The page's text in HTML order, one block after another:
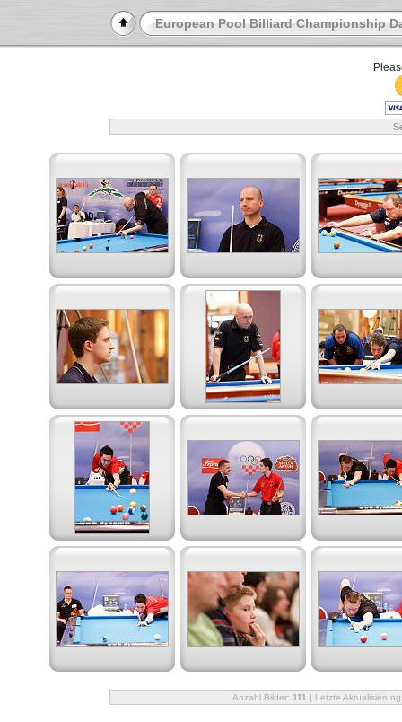
European Pool Billiard Championship
Anzahl Bilder: 111 | Letzte